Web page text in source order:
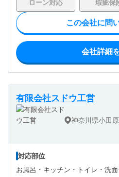
ローン対応 瑕疵保
この会社に問
会社詳細
有限会社スドウ工営
神奈川県小田
対応部位
お風呂・ キッチン・ トイレ・ 洗面